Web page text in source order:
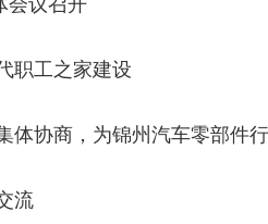
职工之家建设
流